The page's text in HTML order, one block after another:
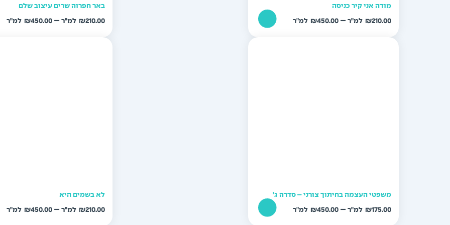
מודה אני קיר כניסה
₪210.00
–
₪450.00
טווח
באר חפרוה שרים עיצוב שלם
₪210.00
–
₪450.00
משפטי העצמה בחיתוך צורני – סדרה ג'
₪175.00
–
₪450.00
טווח
לא בשמים היא
₪210.00
–
₪450.00